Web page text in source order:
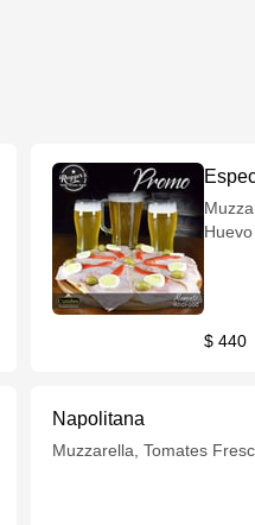
$ 440
Napolitana
Muzzarella, Tomates